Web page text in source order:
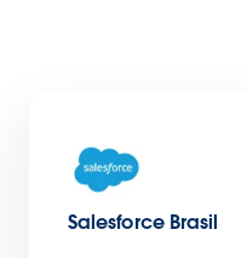
Salesforce Brasil